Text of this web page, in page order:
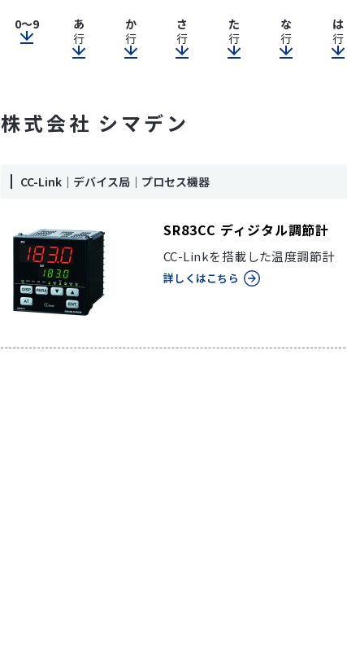
0～9
あ
行
か
行
さ
行
た
行
な
行
は
行
株式会社 シマデン
CC-Link｜デバイス局｜プロセス機器
SR83CC ディジタル調節計
CC-Linkを搭載した温度調節計
詳しくはこちら